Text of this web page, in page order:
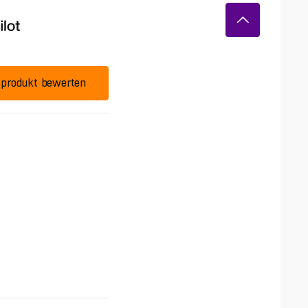
produkt bewerten